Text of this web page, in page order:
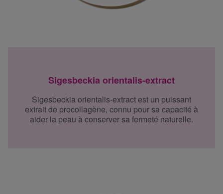
Sigesbeckia orientalis-extract
Sigesbeckia orientalis-extract est un puissant
extrait de procollagène, connu pour sa capacité à
aider la peau à conserver sa fermeté naturelle.